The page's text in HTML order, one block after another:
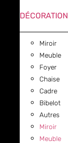
DÉCORATION
Miroir
Meuble
Foyer
Chaise
Cadre
Bibelot
Autres
Miroir
Meuble